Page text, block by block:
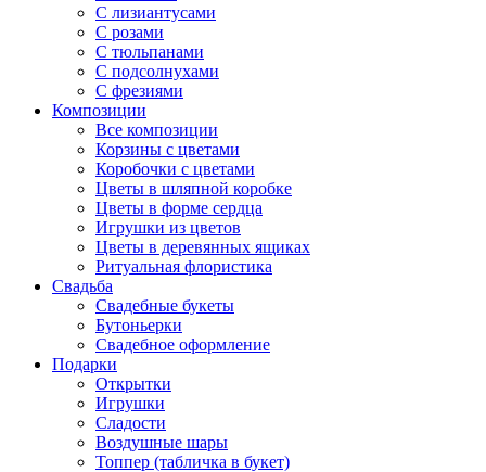
С лизиантусами
С розами
С тюльпанами
С подсолнухами
С фрезиями
Композиции
Все композиции
Корзины с цветами
Коробочки с цветами
Цветы в шляпной коробке
Цветы в форме сердца
Игрушки из цветов
Цветы в деревянных ящиках
Ритуальная флористика
Свадьба
Свадебные букеты
Бутоньерки
Свадебное оформление
Подарки
Открытки
Игрушки
Сладости
Воздушные шары
Топпер (табличка в букет)